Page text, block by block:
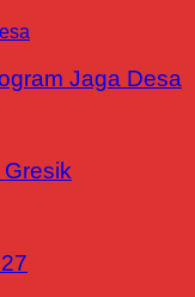
Jaga Desa